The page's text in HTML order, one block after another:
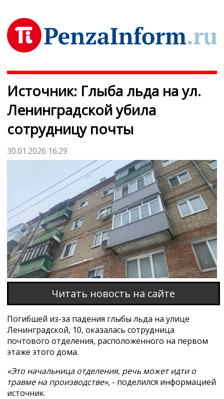
Источник: Глыба льда на ул.
Ленинградской убила
сотрудницу почты
30.01.2026 16:29
Читать новость на сайте
Погибшей из-за падения глыбы льда на улице
Ленинградской, 10, оказалась сотрудница
почтового отделения, расположенного на первом
этаже этого дома.
«Это начальница отделения, речь может идти о
травме на производстве», - поделился информацией
источник.